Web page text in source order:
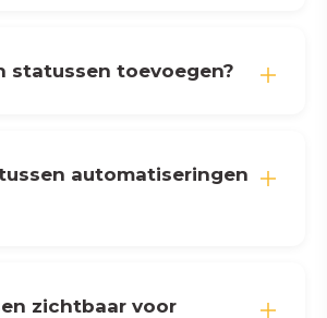
statussen toevoegen?
automatiseringen
zichtbaar voor